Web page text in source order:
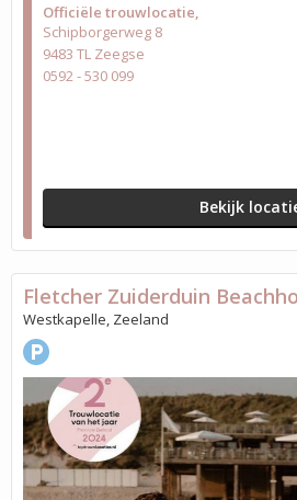
Officiële trouwlocatie
Schipborgerweg 8
9483 TL Zeegse
0592 - 530 099
Bekijk
Fletcher Zuiderduin
Westkapelle, Zeeland